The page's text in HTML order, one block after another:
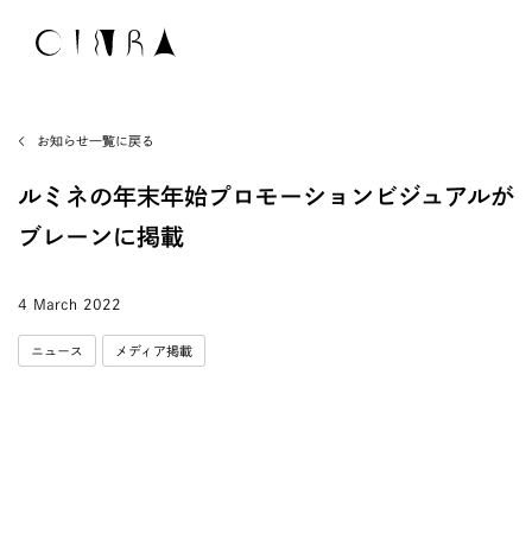
お知らせ一覧に戻る
ルミネの年末年始プロモーションビジュアルが
ブレーンに掲載
4 March 2022
ニュース メディア掲載